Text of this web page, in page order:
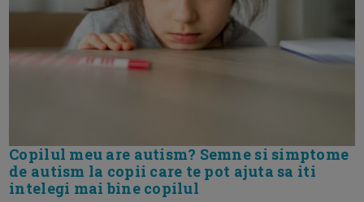
Copilul meu are autism? Semne si simptome
de autism la copii care te pot ajuta sa iti
intelegi mai bine copilul